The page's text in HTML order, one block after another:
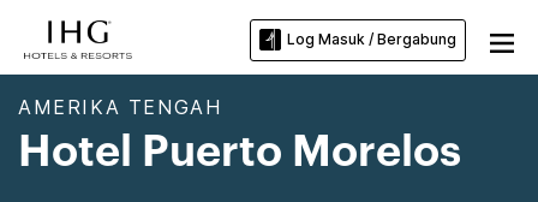
Log Masuk / Bergabung
AMERIKA TENGAH
Hotel Puerto Morelos